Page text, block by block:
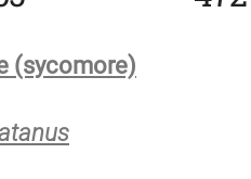
(sycomore)